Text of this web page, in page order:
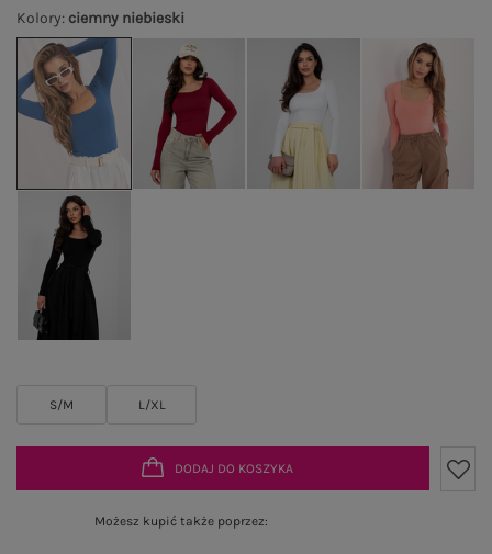
Kolory: ciemny niebieski
S/M L/XL
DODAJ DO KOSZYKA
Możesz kupić także poprzez: